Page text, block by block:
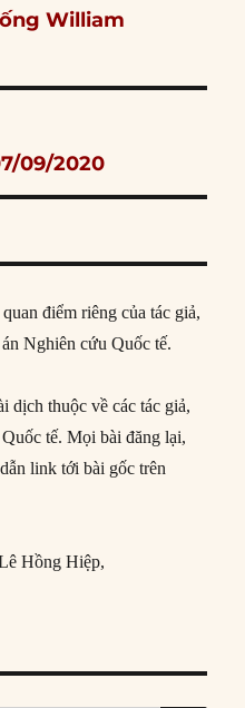
William
09/2020
điểm riêng của tác giả,
Nghiên cứu Quốc tế.
dịch thuộc về các tác giả,
tế. Mọi bài đăng lại,
link tới bài gốc trên
Hồng Hiệp,